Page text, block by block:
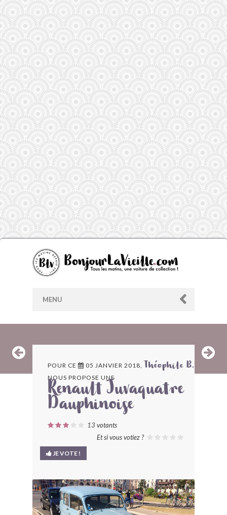
MENU
ARCHIVES
LES CONTRIBUTEURS
MODÈLES ET MARQUES
POUR CE 05 JANVIER 2018, Théophile B.
NOUS PROPOSE UNE
Renault Juvaquatre
Dauphinoise
13votants
Et si vous votiez ?
JE VOTE !